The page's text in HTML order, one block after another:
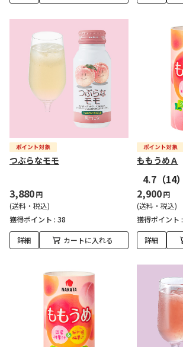
つぶらなモモ
3,880円
(送料・税込)
獲得ポイント : 38
詳細 カートに入れる
ももうめＡ
4.7 （14）
2,900円
(送料・税込)
獲得ポイント :
詳細